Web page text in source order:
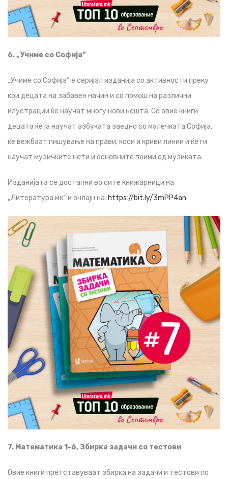
6. „Учиме со Софија“
„Учиме со Софија“ е серијал изданија со активности преку
кои децата на забавен начин и со помош на различни
илустрации ќе научат многу нови нешта. Со овие книги
децата ќе ја научат азбуката заедно со малечката Софија,
ќе вежбаат пишување на прави, коси и криви линии и ќе ги
научат музичките ноти и основните поими од музиката.
Изданијата се достапни во сите книжарници на
„Литература.мк“ и онлајн на: https://bit.ly/3mPP4an.
7. Математика 1-6, Збирка задачи со тестови
Овие книги претставуваат збирка на задачи и тестови по